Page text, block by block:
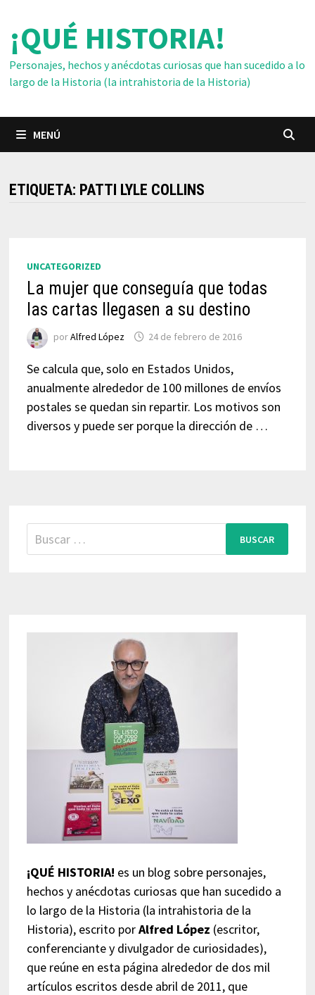
contenido
¡QUÉ HISTORIA!
Personajes, hechos y anécdotas curiosas que han sucedido a lo
largo de la Historia (la intrahistoria de la Historia)
MENÚ
ETIQUETA: PATTI LYLE COLLINS
UNCATEGORIZED
La mujer que conseguía que todas
las cartas llegasen a su destino
porAlfred López 24 de febrero de 2016
Se calcula que, solo en Estados Unidos,
anualmente alrededor de 100 millones de envíos
postales se quedan sin repartir. Los motivos son
diversos y puede ser porque la dirección de …
Buscar:
¡QUÉ HISTORIA! es un blog sobre personajes,
hechos y anécdotas curiosas que han sucedido a
lo largo de la Historia (la intrahistoria de la
Historia), escrito porAlfred López (escritor,
conferenciante y divulgador de curiosidades),
que reúne en esta página alrededor de dos mil
artículos escritos desde abril de 2011, que